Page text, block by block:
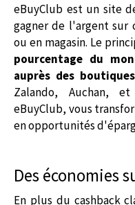
eBuyClub est un site
gagner de l'argent sur
ou en magasin. Le
pourcentage du
auprès des
Zalando, Auchan,
eBuyClub, vous
en opportunités
Des économies
En plus du cashback